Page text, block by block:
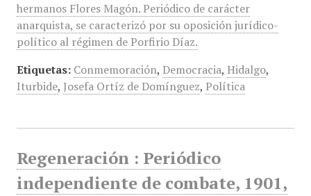
hermanos Flores Magón. Periódico de carácter
anarquista, se caracterizó por su oposición jurídico-
político al régimen de Porfirio Díaz.
Etiquetas: Conmemoración, Democracia, Hidalgo,
Iturbide, Josefa Ortíz de Domínguez, Política
Regeneración : Periódico
independiente de combate, 1901,